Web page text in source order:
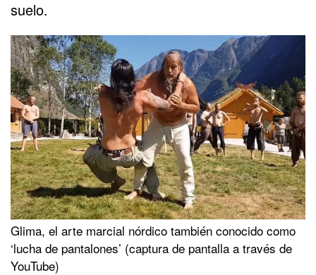
suelo.
Glima, el arte marcial nórdico también conocido como
‘lucha de pantalones’ (captura de pantalla a través de
YouTube)